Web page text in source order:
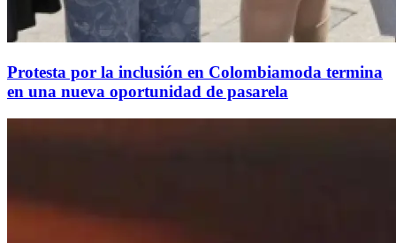
Protesta por la inclusión en Colombiamoda termina
en una nueva oportunidad de pasarela